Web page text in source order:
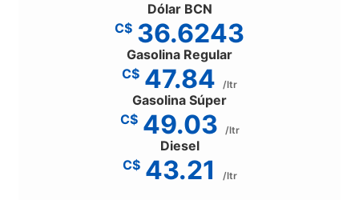
Dólar BCN
C$ 36.6243
Gasolina Regular
C$ 47.84 /ltr
Gasolina Súper
C$ 49.03 /ltr
Diesel
C$ 43.21 /ltr